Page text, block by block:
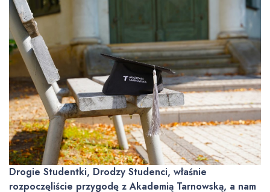
Drogie Studentki, Drodzy Studenci, właśnie
rozpoczęliście przygodę z Akademią Tarnowską, a nam